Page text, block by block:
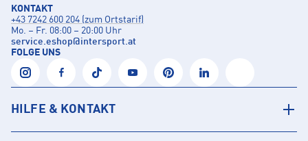
KONTAKT
+43 7242 600 204 (zum Ortstarif)
Mo. – Fr. 08:00 – 20:00 Uhr
service.eshop@intersport.at
FOLGE UNS
HILFE & KONTAKT